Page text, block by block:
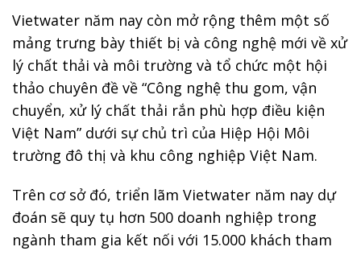
Vietwater năm nay còn mở rộng thêm một số
mảng trưng bày thiết bị và công nghệ mới về xử
lý chất thải và môi trường và tổ chức một hội
thảo chuyên đề về “Công nghệ thu gom, vận
chuyển, xử lý chất thải rắn phù hợp điều kiện
Việt Nam” dưới sự chủ trì của Hiệp Hội Môi
trường đô thị và khu công nghiệp Việt Nam.
Trên cơ sở đó, triển lãm Vietwater năm nay dự
đoán sẽ quy tụ hơn 500 doanh nghiệp trong
ngành tham gia kết nối với 15.000 khách tham